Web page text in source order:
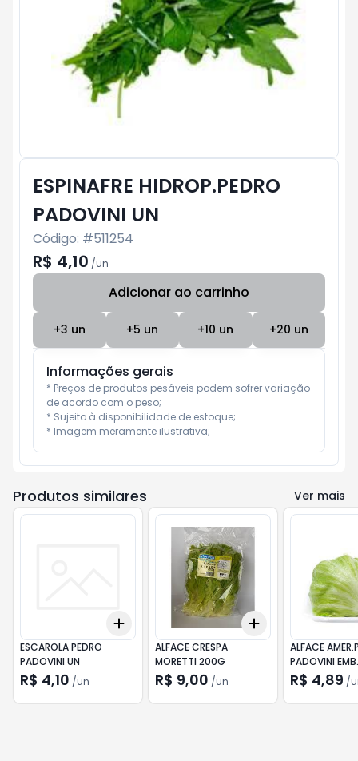
ESPINAFRE HIDROP.PEDRO
PADOVINI UN
Código: #511254
R$ 4,10 /un
Adicionar ao carrinho
+3 un +5 un +10 un +20 un
Informações gerais
* Preços de produtos pesáveis podem sofrer variação
de acordo com o peso;
* Sujeito à disponibilidade de estoque;
* Imagem meramente ilustrativa;
Produtos similares Ver mais
Add
ESCAROLA PEDRO
PADOVINI UN
R$ 4,10 /un
+10
Add
ALFACE CRESPA
MORETTI 200G
R$ 9,00 /un
ALFACE
PADOVINI
R$ 4,89 /